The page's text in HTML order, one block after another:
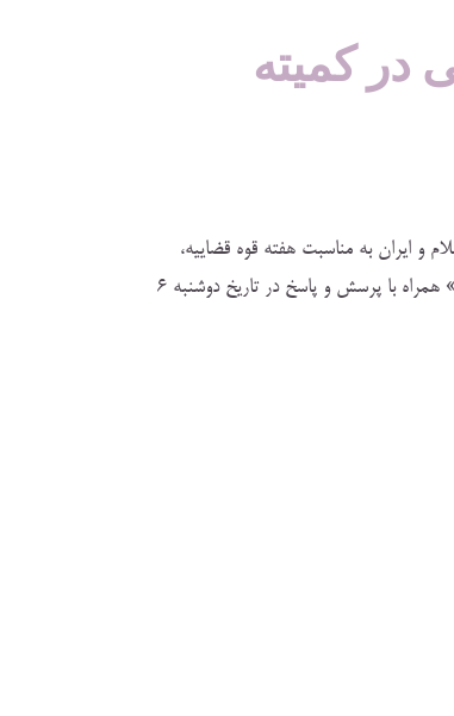
در كميته
و ايران به مناسبت هفته قوه قضاييه،
كميته پژوهش نهضت آزادي، نشستي علمي تحت عنوان «زندان در اسلام و ايران» همراه با پرسش و پاسخ در تاريخ دوشنبه 6